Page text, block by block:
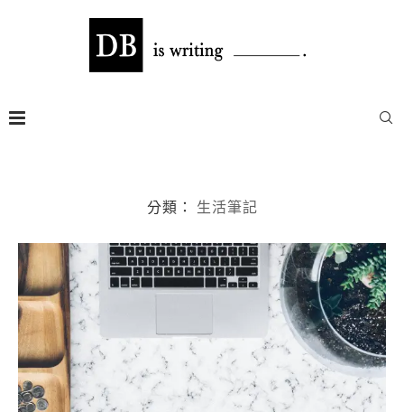
分類： 生活筆記